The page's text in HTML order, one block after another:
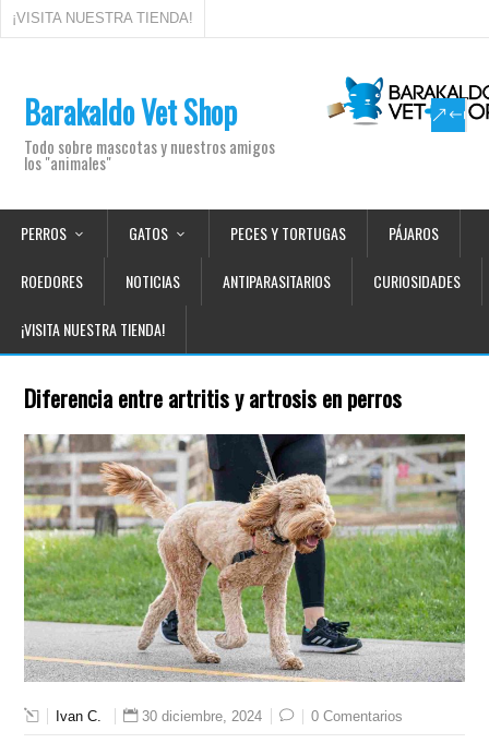
¡VISITA NUESTRA TIENDA!
Barakaldo Vet Shop
Todo sobre mascotas y nuestros amigos
los "animales"
PERROS GATOS PECES Y TORTUGAS PÁJAROS
ROEDORES NOTICIAS ANTIPARASITARIOS CURIOSIDADES
¡VISITA NUESTRA TIENDA!
Diferencia entre artritis y artrosis en perros
Ivan C. 30 diciembre, 2024 0 Comentarios